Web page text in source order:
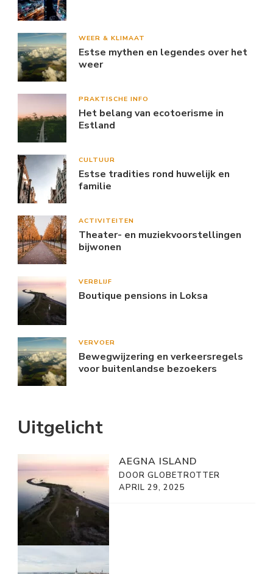
WEER & KLIMAAT
Estse mythen en legendes over het
weer
PRAKTISCHE INFO
Het belang van ecotoerisme in
Estland
CULTUUR
Estse tradities rond huwelijk en
familie
ACTIVITEITEN
Theater- en muziekvoorstellingen
bijwonen
VERBLIJF
Boutique pensions in Loksa
VERVOER
Bewegwijzering en verkeersregels
voor buitenlandse bezoekers
Uitgelicht
AEGNA ISLAND
DOOR GLOBETROTTER
APRIL 29, 2025